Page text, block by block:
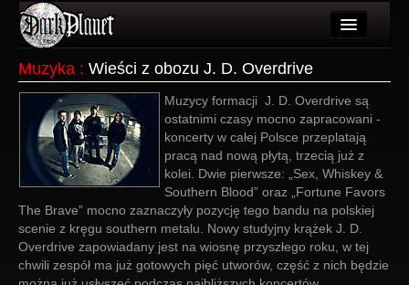
Użytkownicy
Wydarzenia
Galeria
Więcej
Login
Muzyka : Wieści z obozu J. D. Overdrive
Muzycy formacji J. D. Overdrive są
ostatnimi czasy mocno zapracowani -
koncerty w całej Polsce przeplatają
pracą nad nową płytą, trzecią już z
kolei. Dwie pierwsze: „Sex, Whiskey &
Southern Blood” oraz „Fortune Favors
The Brave” mocno zaznaczyły pozycję tego bandu na polskiej
scenie z kręgu southern metalu. Nowy studyjny krążek J. D.
Overdrive zapowiadany jest na wiosnę przyszłego roku, w tej
chwili zespół ma już gotowych pięć utworów, część z nich będzie